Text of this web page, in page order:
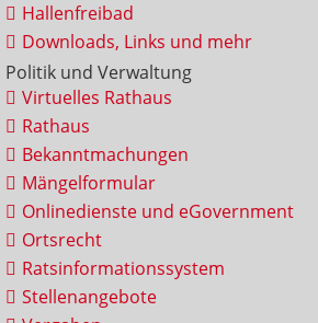
Hallenfreibad
Downloads, Links und mehr
Politik und Verwaltung
Virtuelles Rathaus
Rathaus
Bekanntmachungen
Mängelformular
Onlinedienste und eGovernment
Ortsrecht
Ratsinformationssystem
Stellenangebote